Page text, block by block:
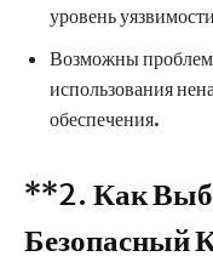
уровень
Возможны
использования
обеспечения.
**2. Как
Безопасный